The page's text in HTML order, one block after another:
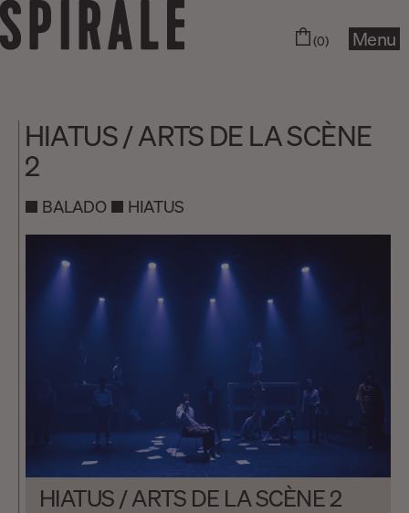
(0) Menu
HIATUS / ARTS DE LA SCÈNE
2
BALADO HIATUS
HIATUS / ARTS DE LA SCÈNE 2